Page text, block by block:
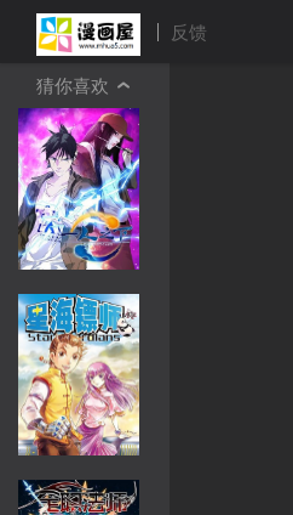
反馈
猜你喜欢 